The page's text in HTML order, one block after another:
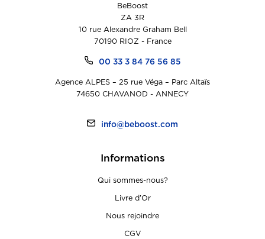
BeBoost
ZA 3R
10 rue Alexandre Graham Bell
70190 RIOZ - France
00 33 3 84 76 56 85
Agence ALPES – 25 rue Véga – Parc Altaïs
74650 CHAVANOD - ANNECY
info@beboost.com
Informations
Qui sommes-nous?
Livre d’Or
Nous rejoindre
CGV